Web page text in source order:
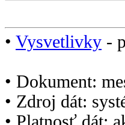
• Vysvetlivky -
• Dokument:
• Zdroj dát: